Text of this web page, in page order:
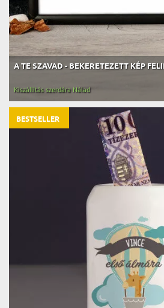
A TE SZAVAD - BEKERETEZETT KÉP
Kiszállítás szerdára Nálad
BESTSELLER